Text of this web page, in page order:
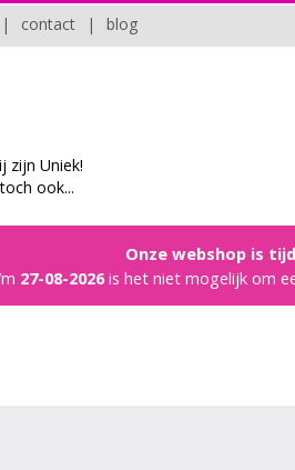
blog
|
contact
|
zijn Uniek!
ook...
Onze webshop is
27-08-2026is het niet mogelijk om